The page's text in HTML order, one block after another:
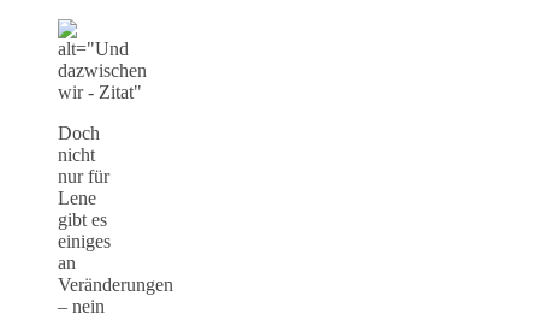
Doch
nicht
nur für
Lene
gibt es
einiges
an
Veränderungen
– nein